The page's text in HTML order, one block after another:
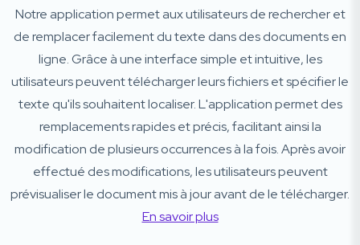
Notre application permet aux utilisateurs de rechercher et
de remplacer facilement du texte dans des documents en
ligne. Grâce à une interface simple et intuitive, les
utilisateurs peuvent télécharger leurs fichiers et spécifier le
texte qu'ils souhaitent localiser. L'application permet des
remplacements rapides et précis, facilitant ainsi la
modification de plusieurs occurrences à la fois. Après avoir
effectué des modifications, les utilisateurs peuvent
prévisualiser le document mis à jour avant de le télécharger.
En savoir plus